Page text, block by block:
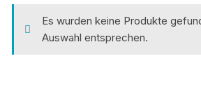
Es wurden keine Produkte
Auswahl entsprechen.